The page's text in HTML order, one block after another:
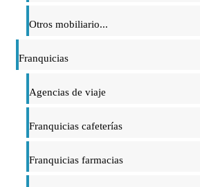
Otros mobiliario...
Franquicias
Agencias de viaje
Franquicias cafeterías
Franquicias farmacias